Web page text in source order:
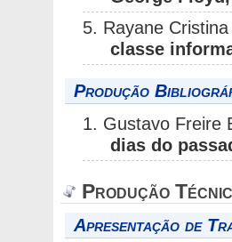
5. Rayane
classe
Produção
1. Gustavo Freire
dias do
Produção
Apresentação de